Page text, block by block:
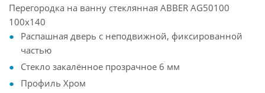
Перегородка на ванну стеклянная ABBER AG50100
100x140
Распашная дверь с неподвижной, фиксированной
частью
Стекло закалённое прозрачное 6 мм
Профиль Хром